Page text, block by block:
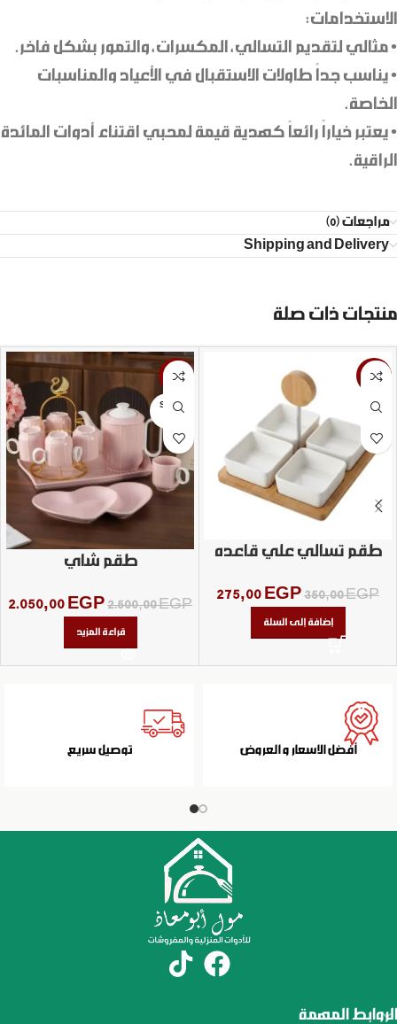
الاستخدامات:
• مثالي لتقديم التسالي، المكسرات، والتمور بشكل فاخر.
• يناسب جداً طاولات الاستقبال في الأعياد والمناسبات
الخاصة.
• يعتبر خياراً رائعاً كهدية قيمة لمحبي اقتناء أدوات المائدة
الراقية.
مراجعات (0)
Shipping and Delivery
منتجات ذات صلة
-21%
طقم تسالي علي قاعده
350,00EGP
275,00 EGP
إضافة إلى السلة
-18%
SOLD
طقم شاي
2.500,00EGP
2.050,00 EGP
قراءة المزيد
أفضل الاسعار و العروض توصيل سريع
الروابط المهمة